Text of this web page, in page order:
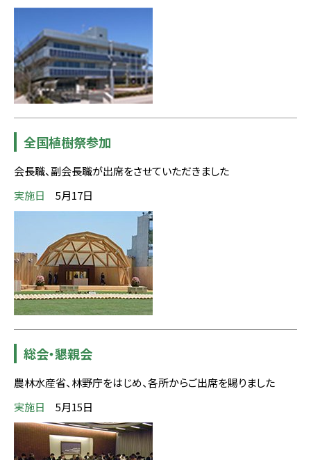
全国植樹祭参加
会長職、副会長職が出席をさせていただきました
実施日
5月17日
総会・懇親会
農林水産省、林野庁をはじめ、各所からご出席を賜りました
実施日
5月15日